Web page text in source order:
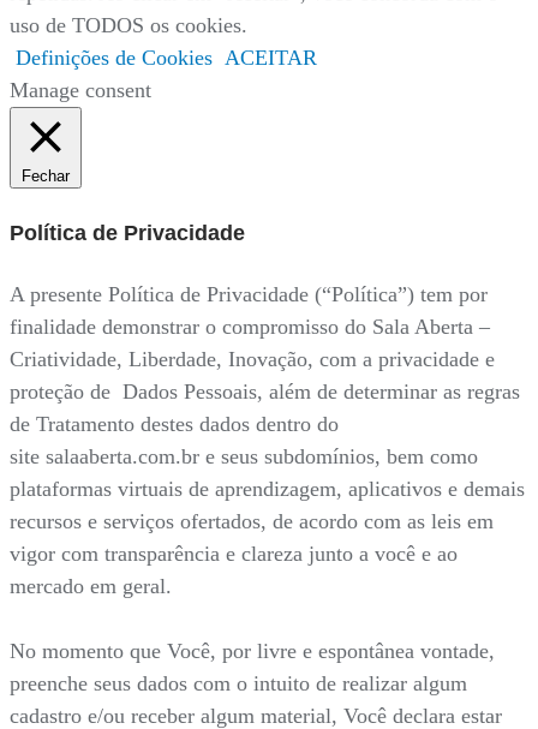
uso de TODOS os cookies.
Definições de Cookies ACEITAR
Manage consent
Fechar
Política de Privacidade
A presente Política de Privacidade (“Política”) tem por
finalidade demonstrar o compromisso do Sala Aberta –
Criatividade, Liberdade, Inovação, com a privacidade e
proteção de Dados Pessoais, além de determinar as regras
de Tratamento destes dados dentro do
site salaaberta.com.br e seus subdomínios, bem como
plataformas virtuais de aprendizagem, aplicativos e demais
recursos e serviços ofertados, de acordo com as leis em
vigor com transparência e clareza junto a você e ao
mercado em geral.
No momento que Você, por livre e espontânea vontade,
preenche seus dados com o intuito de realizar algum
cadastro e/ou receber algum material, Você declara estar